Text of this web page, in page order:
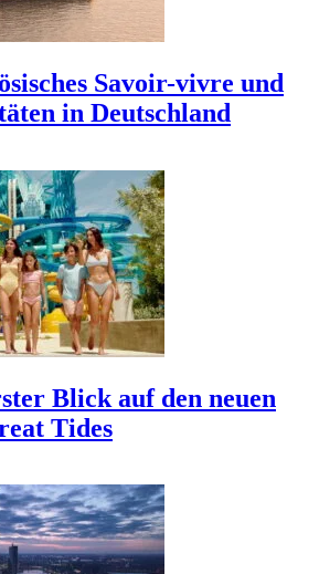
Savoir-vivre und
in Deutschland
Blick auf den neuen
Tides